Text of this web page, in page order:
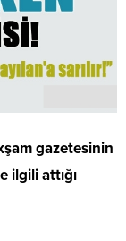
gazetesinin
ilgili attığı